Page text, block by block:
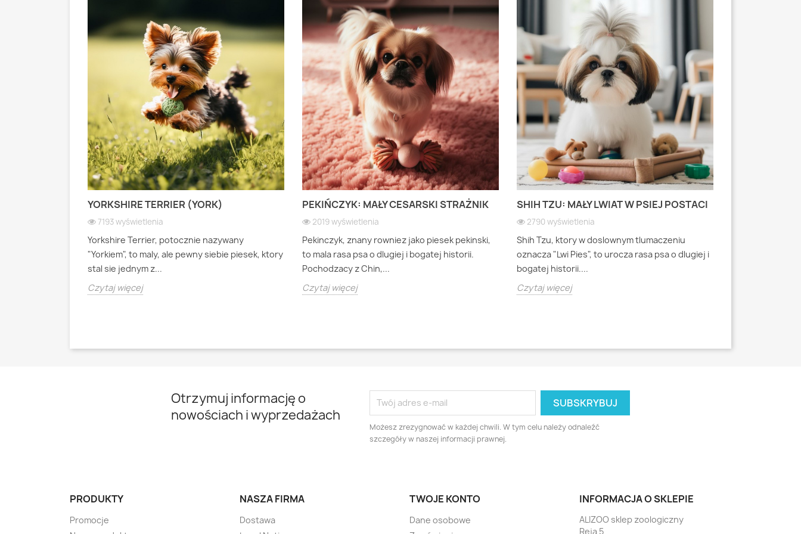
YORKSHIRE TERRIER (YORK)
7193 wyświetlenia
Yorkshire Terrier, potocznie nazywany
"Yorkiem", to maly, ale pewny siebie piesek, ktory
stal sie jednym z...
Czytaj więcej
PEKIŃCZYK: MAŁY CESARSKI STRAŻNIK
2019 wyświetlenia
Pekinczyk, znany rowniez jako piesek pekinski,
to mala rasa psa o dlugiej i bogatej historii.
Pochodzacy z Chin,...
Czytaj więcej
SHIH TZU: MAŁY LWIAT W PSIEJ POSTACI
2790 wyświetlenia
Shih Tzu, ktory w doslownym tlumaczeniu
oznacza "Lwi Pies", to urocza rasa psa o dlugiej i
bogatej historii....
Czytaj więcej
Otrzymuj informację o
nowościach i wyprzedażach
Możesz zrezygnować w każdej chwili. W tym celu należy odnaleźć
szczegóły w naszej informacji prawnej.
PRODUKTY
Promocje
NASZA FIRMA
Dostawa
TWOJE KONTO
Dane osobowe
INFORMACJA O SKLEPIE
ALIZOO sklep zoologiczny
Reja 5